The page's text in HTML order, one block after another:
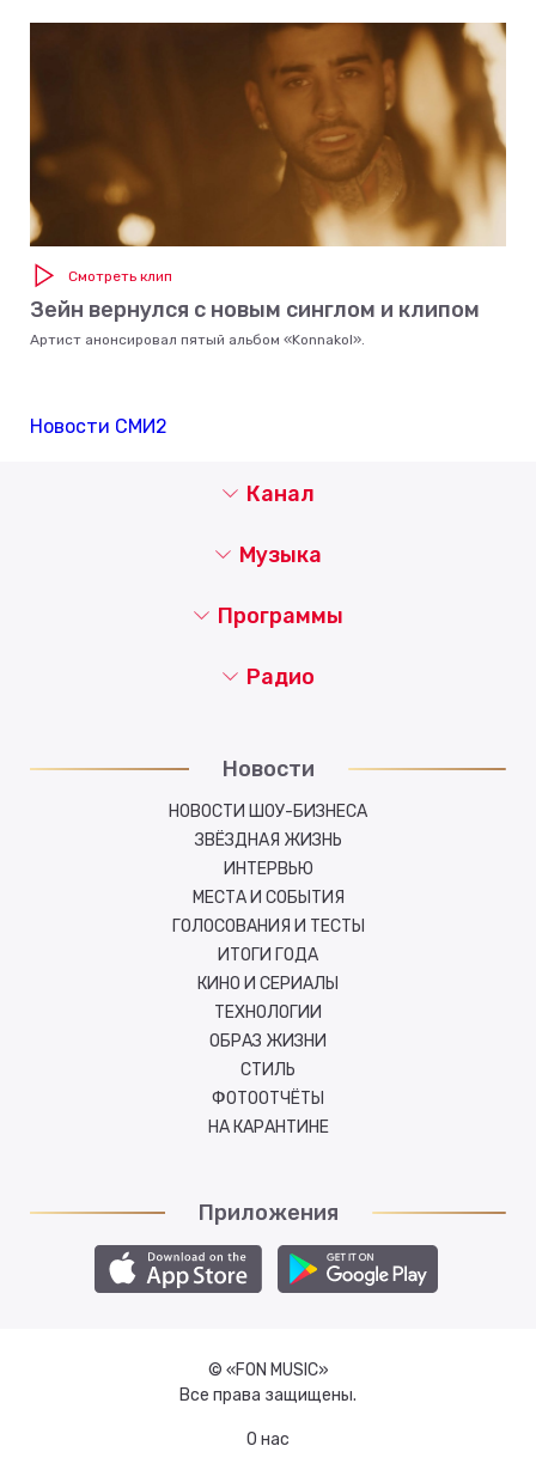
Смотреть клип
Зейн вернулся с новым синглом и клипом
Артист анонсировал пятый альбом «Konnakol».
Новости СМИ2
Канал
Музыка
Новости
НОВОСТИ ШОУ-БИЗНЕСА
ЗВЁЗДНАЯ ЖИЗНЬ
ИНТЕРВЬЮ
МЕСТА И СОБЫТИЯ
ГОЛОСОВАНИЯ И ТЕСТЫ
ИТОГИ ГОДА
КИНО И СЕРИАЛЫ
ТЕХНОЛОГИИ
ОБРАЗ ЖИЗНИ
СТИЛЬ
ФОТООТЧЁТЫ
НА КАРАНТИНЕ
Программы
Радио
Приложения
© «FON MUSIC»
Все права защищены.
О нас